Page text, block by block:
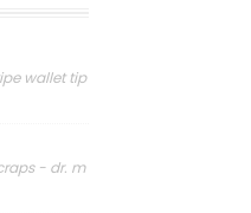
wallet tip
- dr. m